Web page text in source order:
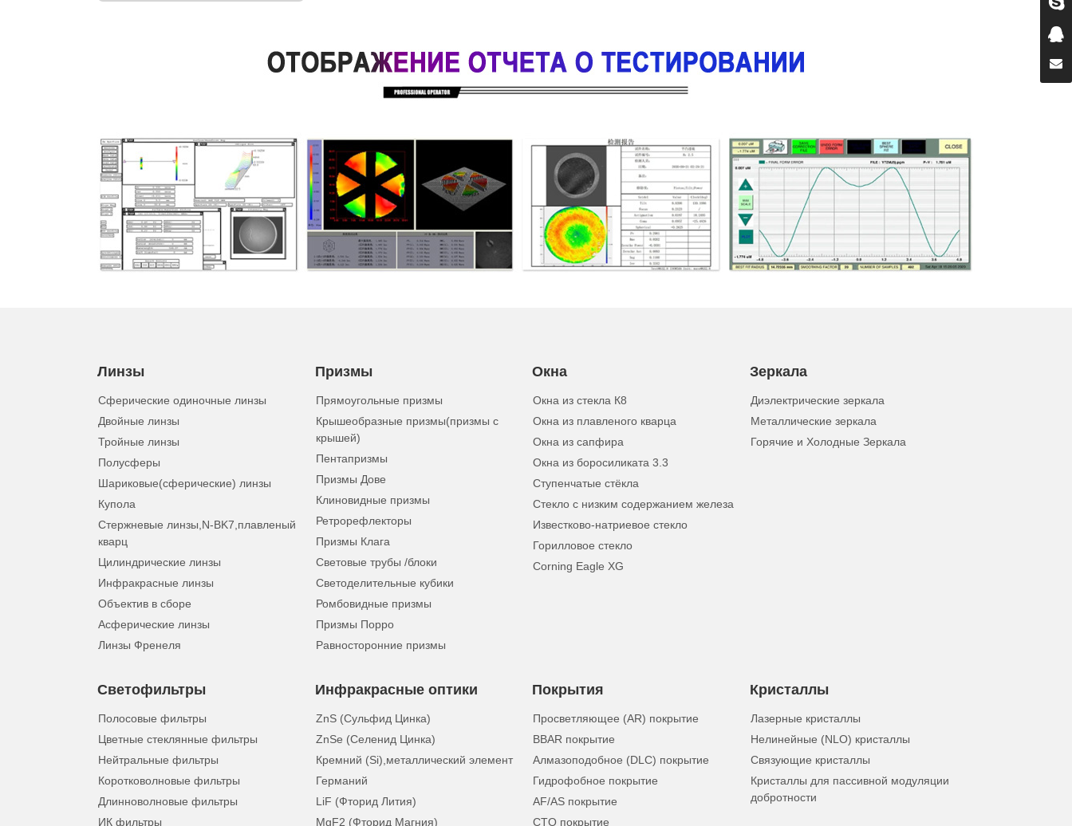
Линзы
Сферические одиночные линзы
Двойные линзы
Тройные линзы
Полусферы
Шариковые(сферические) линзы
Купола
Стержневые линзы,N-BK7,плавленый
кварц
Цилиндрические линзы
Инфракрасные линзы
Объектив в сборе
Асферические линзы
Линзы Френеля
Призмы
Прямоугольные призмы
Крышеобразные призмы(призмы с
крышей)
Пентапризмы
Призмы Дове
Клиновидные призмы
Ретрорефлекторы
Призмы Клага
Световые трубы /блоки
Светоделительные кубики
Ромбовидные призмы
Призмы Порро
Равносторонние призмы
Окна
Окна из стекла К8
Окна из плавленого кварца
Окна из сапфира
Окна из боросиликата 3.3
Ступенчатые стёкла
Стекло с низким содержанием железа
Известково-натриевое стекло
Горилловое стекло
Corning Eagle XG
Зеркала
Диэлектрические зеркала
Металлические зеркала
Горячие и Холодные Зеркала
Светофильтры
Полосовые фильтры
Цветные стеклянные фильтры
Нейтральные фильтры
Коротковолновые фильтры
Длинноволновые фильтры
ИК фильтры
Инфракрасные оптики
ZnS (Сульфид Цинка)
ZnSe (Селенид Цинка)
Кремний (Si),металлический элемент
Германий
LiF (Фторид Лития)
MgF2 (Фторид Магния)
Покрытия
Просветляющее (AR) покрытие
BBAR покрытие
Алмазоподобное (DLC) покрытие
Гидрофобное покрытие
AF/AS покрытие
CTO покрытие
Кристаллы
Лазерные кристаллы
Нелинейные (NLO) кристаллы
Связующие кристаллы
Кристаллы для пассивной модуляции
добротности